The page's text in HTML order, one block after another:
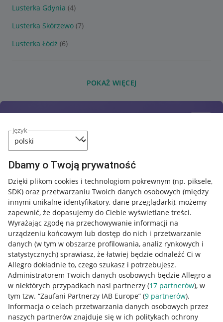
język
Dbamy o Twoją prywatność
Dzięki plikom cookies i technologiom pokrewnym (np. piksele,
SDK) oraz przetwarzaniu Twoich danych osobowych (między
innymi unikalne identyfikatory, dane przeglądarki), możemy
zapewnić, że dopasujemy do Ciebie wyświetlane treści.
Wyrażając zgodę na przechowywanie informacji na
urządzeniu końcowym lub dostęp do nich i przetwarzanie
danych (w tym w obszarze profilowania, analiz rynkowych i
statystycznych) sprawiasz, że łatwiej będzie odnaleźć Ci w
Allegro dokładnie to, czego szukasz i potrzebujesz.
Administratorem Twoich danych osobowych będzie Allegro a
w niektórych przypadkach nasi partnerzy (17 partnerów), w
tym tzw. “Zaufani Partnerzy IAB Europe” (9 partnerów).
Informacja o celach przetwarzania danych osobowych przez
naszych partnerów znajduje się w ich politykach ochrony
Lusterka Gdynia (4)
Lusterka Skórzewo (7)
Lusterka Łódź (6)
POKAŻ WIĘCEJ
Przydatne informacje